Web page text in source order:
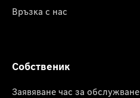
Връзка с нас
Собственик
Заявяване час за обслужване